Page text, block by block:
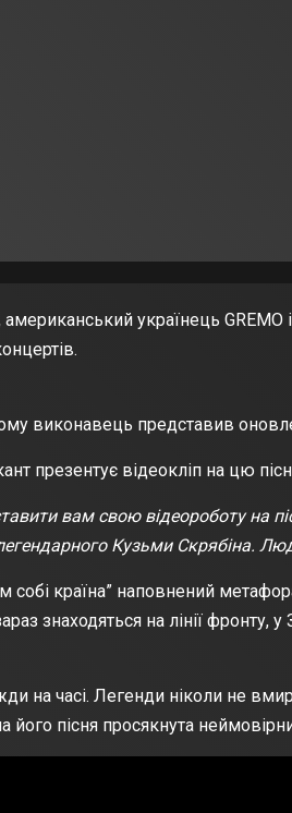
американський українець
виконавець представив
презентує відеокліп на цю
вам свою відеороботу на
Кузьми Скрябіна.
собі країна” наповнений
знаходяться на лінії
на часі. Легенди ніколи не
його пісня просякнута